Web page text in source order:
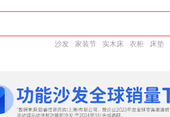
沙发 家装节 实木床 衣柜 床垫